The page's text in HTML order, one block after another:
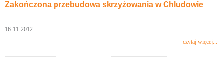
Zakończona przebudowa skrzyżowania w Chludowie
16-11-2012
czytaj więcej...